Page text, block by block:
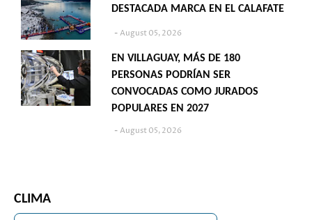
DESTACADA MARCA EN EL CALAFATE
August 05, 2026
EN VILLAGUAY, MÁS DE 180
PERSONAS PODRÍAN SER
CONVOCADAS COMO JURADOS
POPULARES EN 2027
August 05, 2026
CLIMA